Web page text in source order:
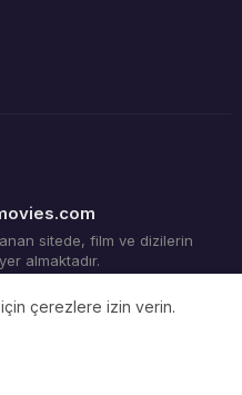
sitede, film ve dizilerin
almaktadır.
©2012-2026
için çerezlere izin verin.